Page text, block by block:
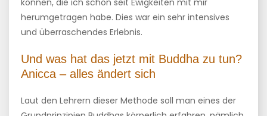
können, die ich schon seit Ewigkeiten mit mir
herumgetragen habe. Dies war ein sehr intensives
und überraschendes Erlebnis.
Und was hat das jetzt mit Buddha zu tun?
Anicca – alles ändert sich
Laut den Lehrern dieser Methode soll man eines der